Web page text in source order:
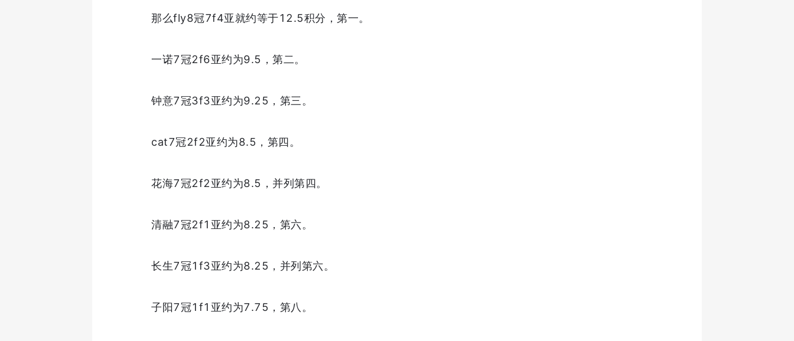
那么fly8冠7f4亚就约等于12.5积分，第一。
一诺7冠2f6亚约为9.5，第二。
钟意7冠3f3亚约为9.25，第三。
cat7冠2f2亚约为8.5，第四。
花海7冠2f2亚约为8.5，并列第四。
清融7冠2f1亚约为8.25，第六。
长生7冠1f3亚约为8.25，并列第六。
子阳7冠1f1亚约为7.75，第八。